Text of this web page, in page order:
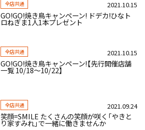
全店共通 2021.10.15
GO!GO!焼き鳥キャンペーン! ドデカ!ひなト
ロねぎま1人1本プレゼント
全店共通 2021.10.15
GO!GO!焼き鳥キャンペーン!【先行開催店舗
一覧 10/18～10/22】
全店共通 2021.09.24
笑顔=SMILE たくさんの笑顔が咲く「やきと
り家すみれ」で一緒に働きませんか